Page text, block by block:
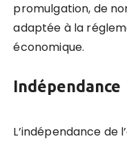
promulgation, de
adaptée à la
économique.
Indépendance
L’indépendance